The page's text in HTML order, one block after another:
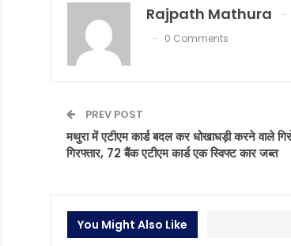
Rajpath Mathura
0 Comments
PREV POST
मथुरा में एटीएम कार्ड बदल कर धोखाधड़ी करने वाले
गिरफ्तार, 72 बैंक एटीएम कार्ड एक स्विफ्ट कार जब्त
You Might Also Like